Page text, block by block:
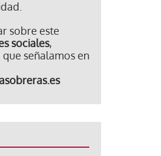
sobre este
sociales,
señalamos en